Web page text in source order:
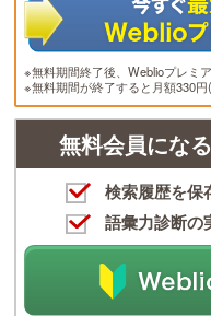
※無料期間終了後、Weblioプレミ
※無料期間が終了すると月額330円
無料会員にな
検索履歴を保
語彙力診断の